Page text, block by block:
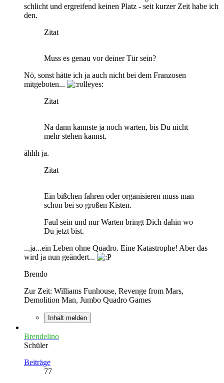
schlicht und ergreifend keinen Platz - seit kurzer Zeit habe ich
den.
Zitat
Muss es genau vor deiner Tür sein?
Nö, sonst hätte ich ja auch nicht bei dem Franzosen
mitgeboten...
Zitat
Na dann kannste ja noch warten, bis Du nicht
mehr stehen kannst.
ähhh ja.
Zitat
Ein bißchen fahren oder organisieren muss man
schon bei so großen Kisten.
Faul sein und nur Warten bringt Dich dahin wo
Du jetzt bist.
...ja...ein Leben ohne Quadro. Eine Katastrophe! Aber das
wird ja nun geändert...
Brendo
Zur Zeit: Williams Funhouse, Revenge from Mars,
Demolition Man, Jumbo Quadro Games
Inhalt melden
Brendelino
Schüler
Beiträge
77